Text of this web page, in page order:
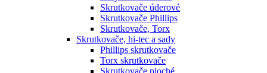
Skrutkovače úderové
Skrutkovače Phillips
Skrutkovače, Torx
Skrutkovače, hi-tec a sady
Phillips skrutkovače
Torx skrutkovače
Skrutkovače ploché